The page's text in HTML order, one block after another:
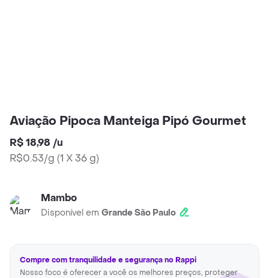
Aviação Pipoca Manteiga Pipó Gourmet
R$ 18,98 /u
R$0.53/g (1 X 36 g)
Mambo
Disponível em Grande São Paulo
Compre com tranquilidade e segurança no Rappi
Nosso foco é oferecer a você os melhores preços, proteger